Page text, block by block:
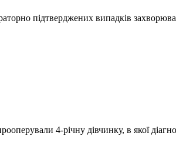
підтверджених випадків
4-річну дівчинку, в якої